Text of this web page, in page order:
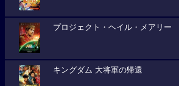
プロジェクト・ヘイル・メアリー
キングダム 大将軍の帰還